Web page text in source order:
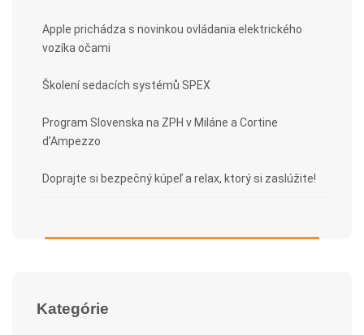
Apple prichádza s novinkou ovládania elektrického
vozíka očami
Školení sedacích systémů SPEX
Program Slovenska na ZPH v Miláne a Cortine
d’Ampezzo
Doprajte si bezpečný kúpeľ a relax, ktorý si zaslúžite!
Kategórie